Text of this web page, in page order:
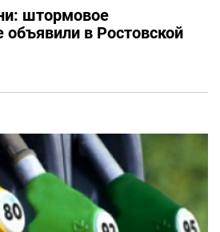
штормовое
в Ростовской